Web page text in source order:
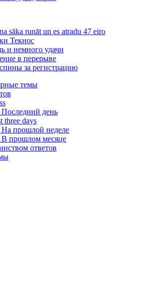
sāka runāt un es atradu 47 eiro
Текнос
и немного удачи
в перерыве
за регистрацию
темы
день
three days
прошлой неделе
прошлом месяце
ответов